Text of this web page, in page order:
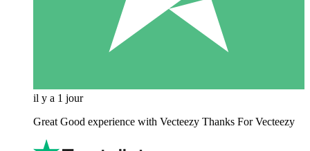
il y a 1 jour
Great Good experience with Vecteezy Thanks For Vecteezy